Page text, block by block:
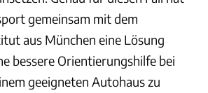
gemeinsam mit dem
aus München eine Lösung
bessere Orientierungshilfe bei
geeigneten Autohaus zu